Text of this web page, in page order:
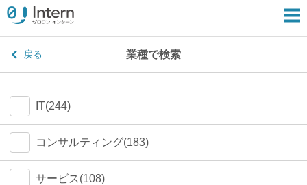
戻る 業種で検索
IT(244)
コンサルティング(183)
サービス(108)